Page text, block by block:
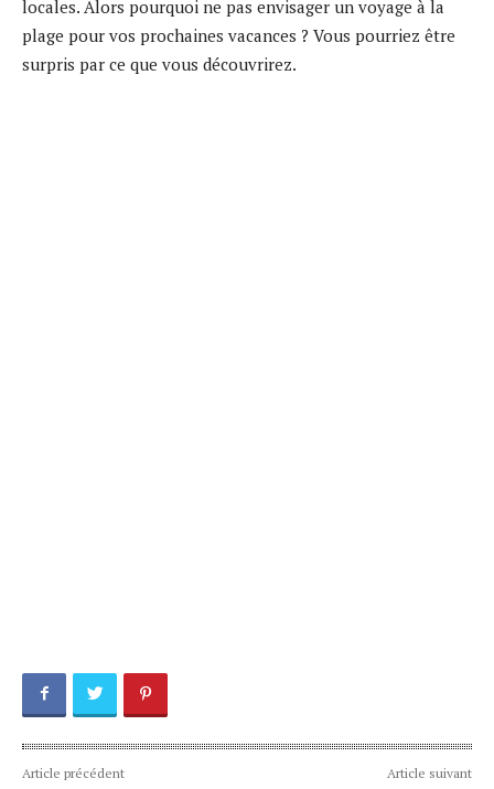
locales. Alors pourquoi ne pas envisager un voyage à la
plage pour vos prochaines vacances ? Vous pourriez être
surpris par ce que vous découvrirez.
Article précédent Article suivant